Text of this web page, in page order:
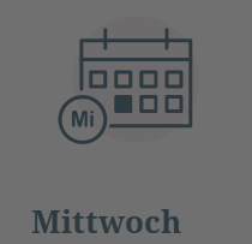
Mittwoch